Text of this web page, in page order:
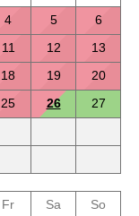
4 5
6
11 12
13
18 19
20
25 26
27
Fr Sa
So